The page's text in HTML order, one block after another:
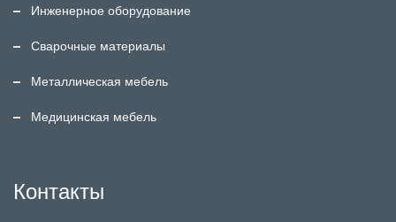
Инженерное оборудование
Сварочные материалы
Металлическая мебель
Медицинская мебель
Контакты